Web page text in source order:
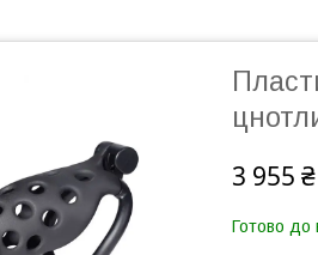
3 955 ₴
Готово до